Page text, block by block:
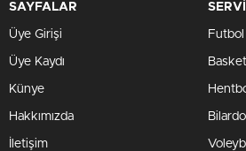
SAYFALAR
Üye Girişi
Üye Kaydı
Künye
Hakkımızda
İletişim
Futbol